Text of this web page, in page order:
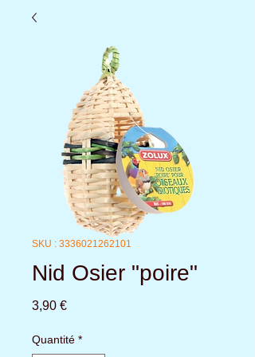
SKU : 3336021262101
Nid Osier "poire"
3,90 €Prix
Quantité *